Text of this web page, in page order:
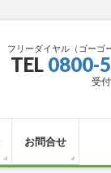
フリーダイヤル（ゴーゴ
TEL 0800-
受
お問合せ